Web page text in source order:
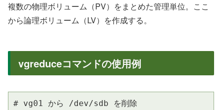
複数の物理ボリューム（PV）をまとめた管理単位。ここ
から論理ボリューム（LV）を作成する。
vgreduceコマンドの使用例
# vg01 から /dev/sdb を削除